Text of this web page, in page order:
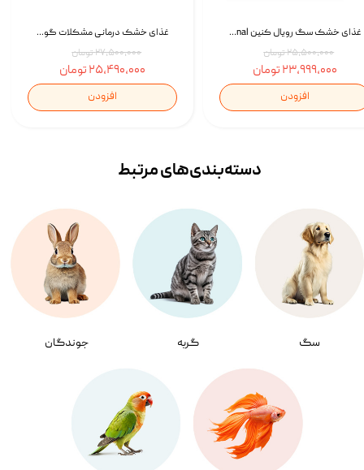
غذای خشک درمانی مشکلات گوارشی سگ رویال کنین Royal Canin Hypoallergenic وزن 7 کیلوگرم | پت استوک
۲۷,۵۰۰,۰۰۰ تومان
۲۵,۴۹۰,۰۰۰ تومان
افزودن
غذای خشک سگ رویال کنین Royal Canin Gastrointestinal وزن 7.5 کیلوگرم | پت استوک
۲۵,۵۰۰,۰۰۰ تومان
۲۳,۹۹۹,۰۰۰ تومان
افزودن
سگ گربه جوندگان
دسته‌بندی‌‌های مرتبط